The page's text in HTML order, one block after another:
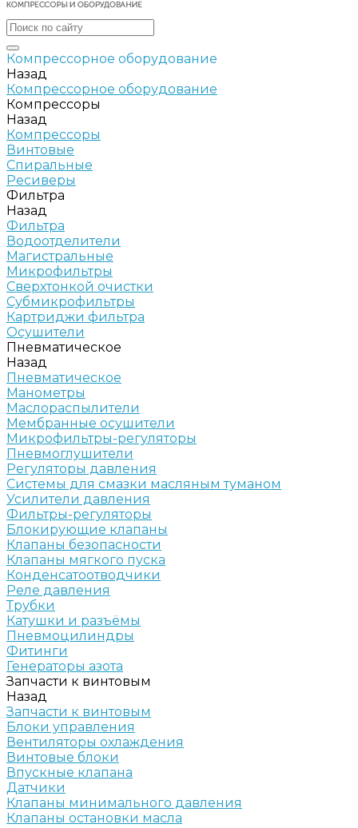
Компрессорное оборудование
Назад
Компрессорное оборудование
Компрессоры
Назад
Компрессоры
Винтовые
Спиральные
Ресиверы
Фильтра
Назад
Фильтра
Водоотделители
Магистральные
Микрофильтры
Сверхтонкой очистки
Субмикрофильтры
Картриджи фильтра
Осушители
Пневматическое
Назад
Пневматическое
Манометры
Маслораспылители
Мембранные осушители
Микрофильтры-регуляторы
Пневмоглушители
Регуляторы давления
Системы для смазки масляным туманом
Усилители давления
Фильтры-регуляторы
Блокирующие клапаны
Клапаны безопасности
Клапаны мягкого пуска
Конденсатоотводчики
Реле давления
Трубки
Катушки и разъёмы
Пневмоцилиндры
Фитинги
Генераторы азота
Запчасти к винтовым
Назад
Запчасти к винтовым
Блоки управления
Вентиляторы охлаждения
Винтовые блоки
Впускные клапана
Датчики
Клапаны минимального давления
Клапаны остановки масла